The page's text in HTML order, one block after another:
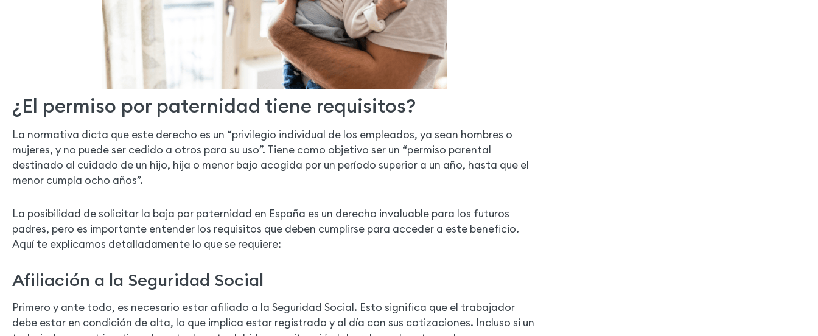
¿El permiso por paternidad tiene requisitos?
La normativa dicta que este derecho es un “privilegio individual de los empleados, ya sean hombres o
mujeres, y no puede ser cedido a otros para su uso”. Tiene como objetivo ser un “permiso parental
destinado al cuidado de un hijo, hija o menor bajo acogida por un período superior a un año, hasta que el
menor cumpla ocho años”.
La posibilidad de solicitar la baja por paternidad en España es un derecho invaluable para los futuros
padres, pero es importante entender los requisitos que deben cumplirse para acceder a este beneficio.
Aquí te explicamos detalladamente lo que se requiere:
Afiliación a la Seguridad Social
Primero y ante todo, es necesario estar afiliado a la Seguridad Social. Esto significa que el trabajador
debe estar en condición de alta, lo que implica estar registrado y al día con sus cotizaciones. Incluso si un